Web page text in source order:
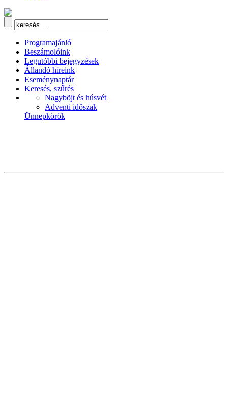
Programajánló
Beszámolóink
Legutóbbi bejegyzések
Állandó híreink
Eseménynaptár
Keresés, szűrés
Nagyböjt és húsvét
Adventi időszak
Ünnepkörök